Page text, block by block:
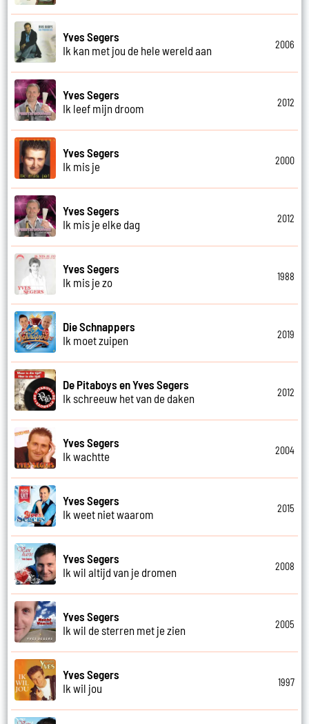
Yves Segers
Ik kan met jou de hele wereld aan
2006
Yves Segers
Ik leef mijn droom
2012
Yves Segers
Ik mis je
2000
Yves Segers
Ik mis je elke dag
2012
Yves Segers
Ik mis je zo
1988
Die Schnappers
Ik moet zuipen
2019
De Pitaboys en Yves Segers
Ik schreeuw het van de daken
2012
Yves Segers
Ik wachtte
2004
Yves Segers
Ik weet niet waarom
2015
Yves Segers
Ik wil altijd van je dromen
2008
Yves Segers
Ik wil de sterren met je zien
2005
Yves Segers
Ik wil jou
1997